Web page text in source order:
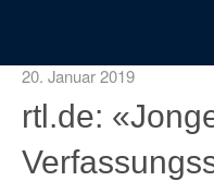
20. Januar 2019
rtl.de: